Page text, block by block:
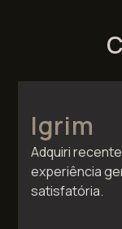
Adquiri
experiência
satisfatória.
Igrim